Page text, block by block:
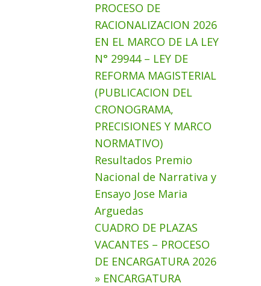
PROCESO DE
RACIONALIZACION 2026
EN EL MARCO DE LA LEY
N° 29944 – LEY DE
REFORMA MAGISTERIAL
(PUBLICACION DEL
CRONOGRAMA,
PRECISIONES Y MARCO
NORMATIVO)
Resultados Premio
Nacional de Narrativa y
Ensayo Jose Maria
Arguedas
CUADRO DE PLAZAS
VACANTES – PROCESO
DE ENCARGATURA 2026
» ENCARGATURA